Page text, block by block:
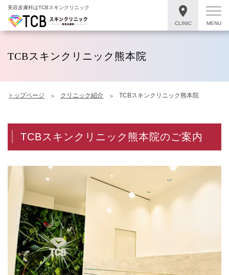
美容皮膚科はTCBスキンクリニック
TCBスキンクリニック熊本院
トップページ クリニック紹介 TCBスキンクリニック熊本院
TCBスキンクリニック熊本院のご案内
CLINIC MENU